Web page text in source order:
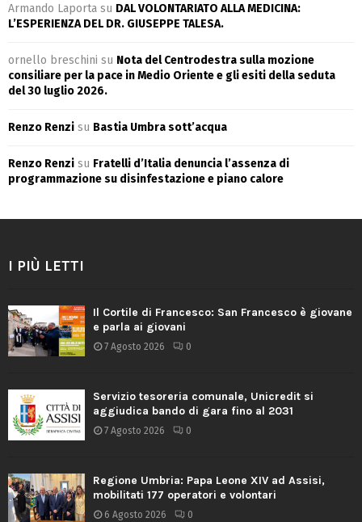
Armando Laporta su DAL VOLONTARIATO ALLA MEDICINA:
L’ESPERIENZA DEL DR. GIUSEPPE TALESA.
ornello breschini su Nota del Centrodestra sulla mozione
consiliare per la pace in Medio Oriente e gli esiti della seduta
del 30 luglio 2026.
Renzo Renzi su Bastia Umbra sott’acqua
Renzo Renzi su Fratelli d’Italia denuncia l’assenza di
programmazione su disinfestazione e piano calore
I PIÙ LETTI
Il Cortile di Francesco: San Francesco è giovane
e parla ai giovani
7 Agosto 2026 0
Servizio tesoreria comunale, Unicredit si
aggiudica bando di gara fino al 2031
7 Agosto 2026 0
Regione Umbria: Papa Leone XIV ad Assisi,
mobilitati 177 operatori e volontari
6 Agosto 2026 0